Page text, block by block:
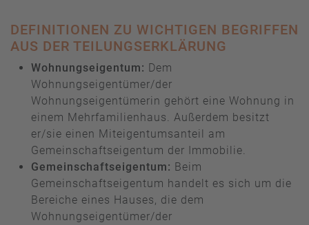
DEFINITIONEN ZU WICHTIGEN BEGRIFFEN
AUS DER TEILUNGSERKLÄRUNG
Wohnungseigentum: Dem
Wohnungseigentümer/der
Wohnungseigentümerin gehört eine Wohnung in
einem Mehrfamilienhaus. Außerdem besitzt
er/sie einen Miteigentumsanteil am
Gemeinschaftseigentum der Immobilie.
Gemeinschaftseigentum: Beim
Gemeinschaftseigentum handelt es sich um die
Bereiche eines Hauses, die dem
Wohnungseigentümer/der